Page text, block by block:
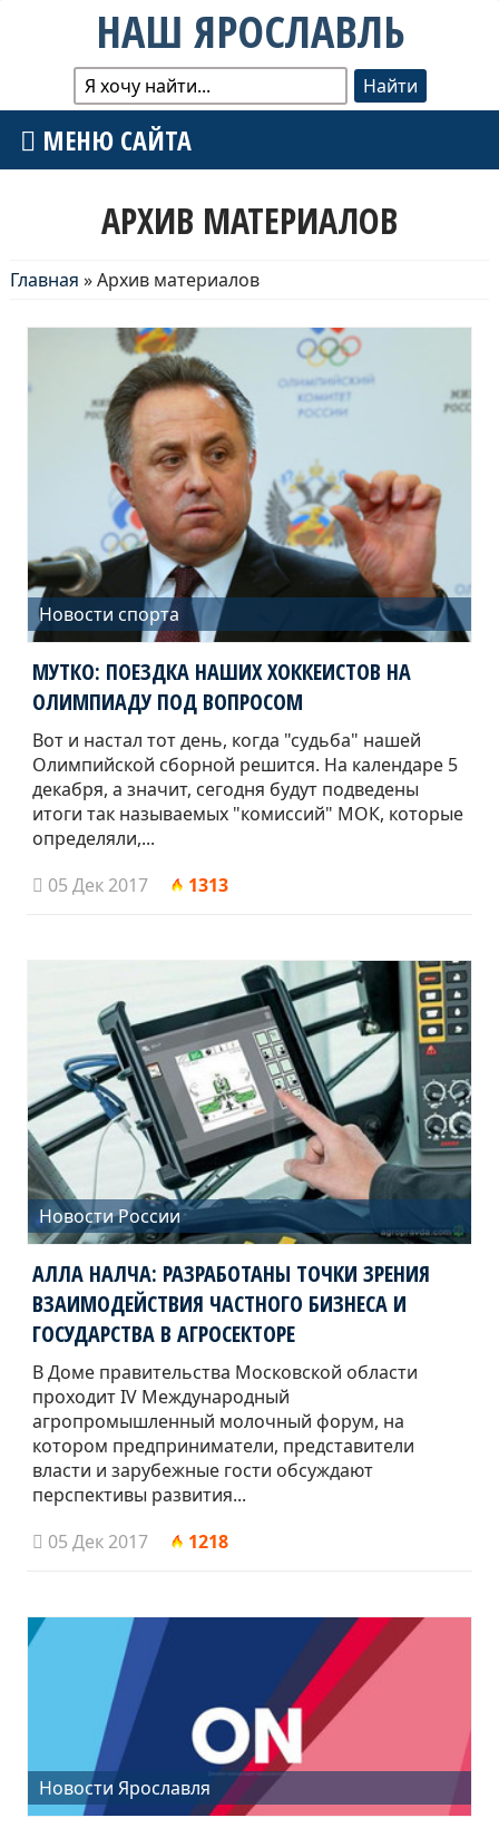
НАШ ЯРОСЛАВЛЬ
МЕНЮ САЙТА
АРХИВ МАТЕРИАЛОВ
Главная »Архив материалов
Новости спорта
МУТКО: ПОЕЗДКА НАШИХ ХОККЕИСТОВ НА
ОЛИМПИАДУ ПОД ВОПРОСОМ
Вот и настал тот день, когда "судьба" нашей
Олимпийской сборной решится. На календаре 5
декабря, а значит, сегодня будут подведены
итоги так называемых "комиссий" МОК, которые
определяли,...
05 Дек 2017
1313
Новости России
АЛЛА НАЛЧА: РАЗРАБОТАНЫ ТОЧКИ ЗРЕНИЯ
ВЗАИМОДЕЙСТВИЯ ЧАСТНОГО БИЗНЕСА И
ГОСУДАРСТВА В АГРОСЕКТОРЕ
В Доме правительства Московской области
проходит IV Международный
агропромышленный молочный форум, на
котором предприниматели, представители
власти и зарубежные гости обсуждают
перспективы развития...
05 Дек 2017
1218
Новости Ярославля